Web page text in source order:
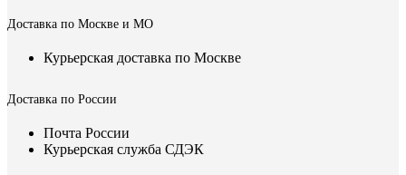
Доставка по Москве и МО
Курьерская доставка по Москве
Доставка по России
Почта России
Курьерская служба СДЭК